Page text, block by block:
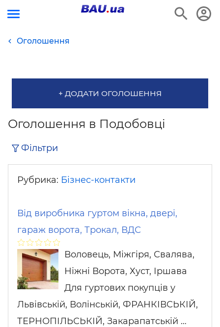
Оголошення
+ ДОДАТИ ОГОЛОШЕННЯ
Оголошення в Подобовці
Фільтри
Рубрика: Бізнес-контакти
Від виробника гуртом вікна, двері,
гараж ворота, Трокал, ВДС
Воловець, Міжгіря, Свалява,
Ніжні Ворота, Хуст, Іршава
Для гуртових покупців у
Львівській, Волінській, ФРАНКІВСЬКІЙ,
ТЕРНОПІЛЬСЬКІЙ, Закарапатській …